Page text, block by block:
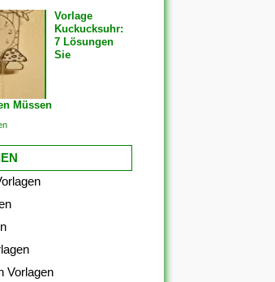
Vorlage
Kuckucksuhr:
7 Lösungen
Sie
Müssen
Vorlagen